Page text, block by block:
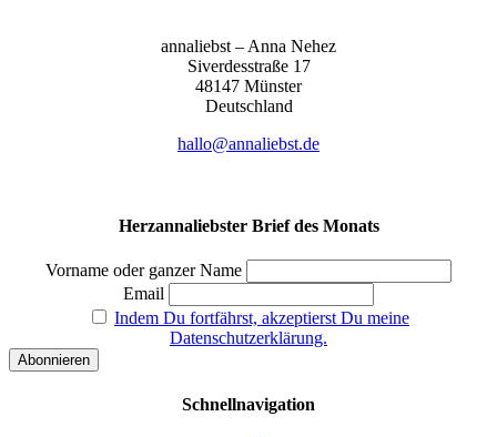
anna­liebst – Anna Nehez
Sive­r­des­stra­ße 17
48147 Müns­ter
Deutsch­land
hallo@annaliebst.de
Herzannaliebster Brief des Monats
Vorname oder ganzer Name
Email
Indem Du fortfährst, akzeptierst Du meine
Datenschutzerklärung.
Schnellnavigation